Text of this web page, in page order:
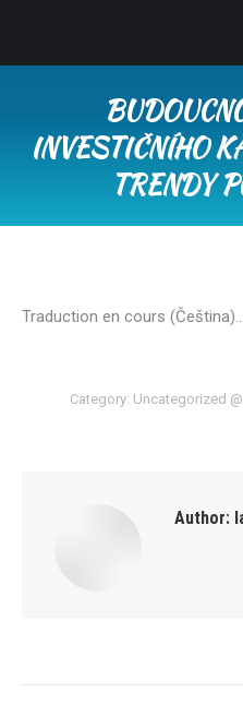
INVESTIČNÍHO
TRENDY
Traduction en cours (Čeština)…
Category: Uncategorized
Author: